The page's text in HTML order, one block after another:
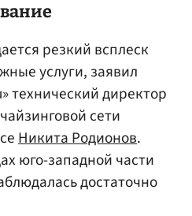
резкий всплеск
услуги, заявил
технический директор
сети
Никита Родионов.
юго-западной части
достаточно